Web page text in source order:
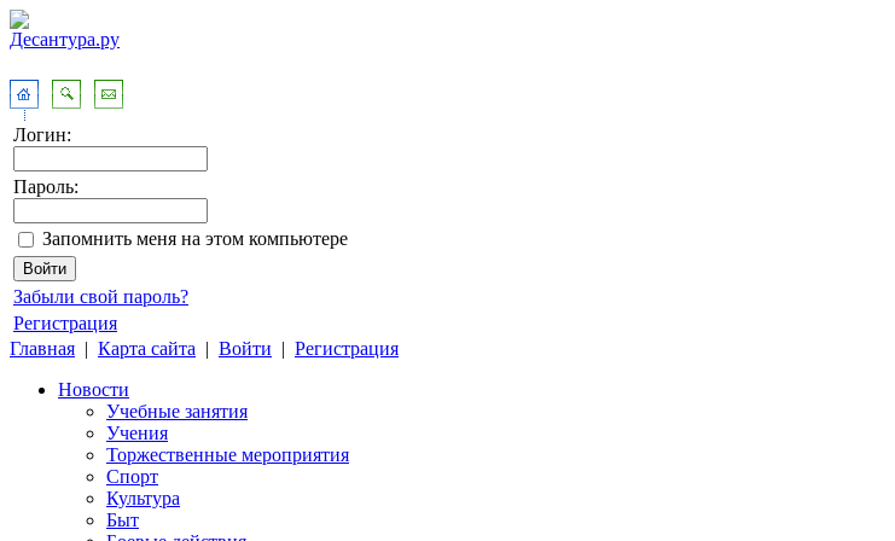
Логин:
Пароль:
Запомнить меня на этом компьютере
Забыли свой пароль?
Регистрация
Главная | Карта сайта | Войти | Регистрация
Новости
Учебные занятия
Учения
Торжественные мероприятия
Спорт
Культура
Быт